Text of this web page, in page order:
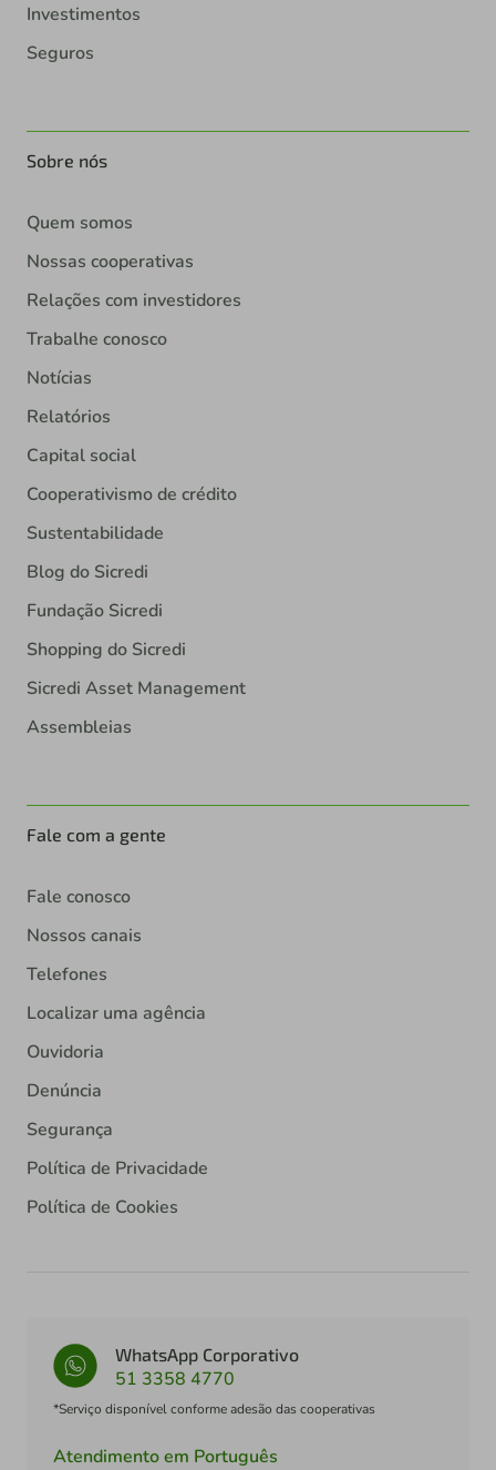
Investimentos
Seguros
Sobre nós
Quem somos
Nossas cooperativas
Relações com investidores
Trabalhe conosco
Notícias
Relatórios
Capital social
Cooperativismo de crédito
Sustentabilidade
Blog do Sicredi
Fundação Sicredi
Shopping do Sicredi
Sicredi Asset Management
Assembleias
Fale com a gente
Fale conosco
Nossos canais
Telefones
Localizar uma agência
Ouvidoria
Denúncia
Segurança
Política de Privacidade
Política de Cookies
WhatsApp Corporativo
51 3358 4770
*Serviço disponível conforme adesão das cooperativas
Atendimento em Português